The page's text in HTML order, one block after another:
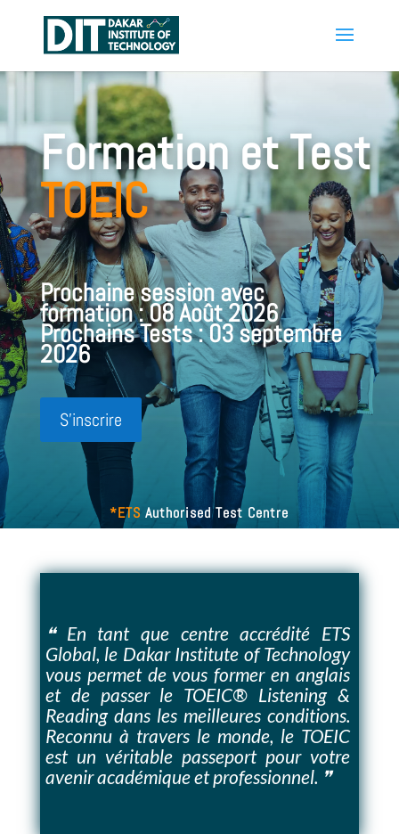
Formation et Test
TOEIC
Prochaine session avec
formation : 08 Août 2026
Prochains Tests : 03 septembre
2026
S'inscrire
*ETSAuthorised Test Centre
❝ En tant que centre accrédité ETS
Global, le Dakar Institute of Technology
vous permet de vous former en anglais
et de passer le TOEIC® Listening &
Reading dans les meilleures conditions.
Reconnu à travers le monde, le TOEIC
est un véritable passeport pour votre
avenir académique et professionnel. ❞